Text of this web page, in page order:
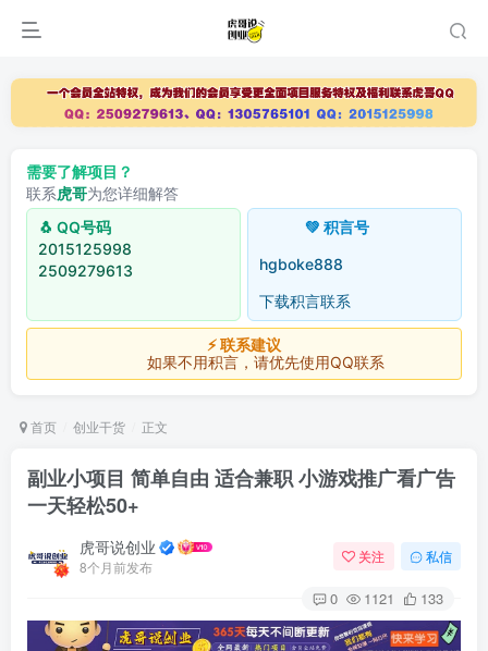
需要了解项目？
联系虎哥为您详细解答
🐧 QQ号码
2015125998
2509279613
💚 积言号
hgboke888
下载积言联系
⚡ 联系建议
如果不用积言，请优先使用QQ联系
首页 创业干货 正文
副业小项目 简单自由 适合兼职 小游戏推广看广告
一天轻松50+
虎哥说创业
8个月前发布
关注 私信
0 1121 133